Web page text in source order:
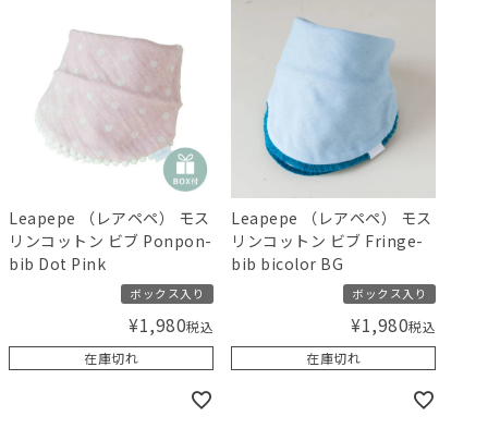
Leapepe （レアペペ） モス
リンコットン ビブ Ponpon-
bib Dot Pink
ボックス入り
¥1,980税込
在庫切れ
Leapepe （レアペペ） モス
リンコットン ビブ Fringe-
bib bicolor BG
ボックス入り
¥1,980税込
在庫切れ